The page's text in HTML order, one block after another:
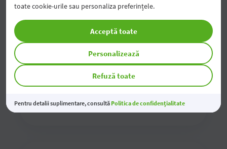
Contactează-ne online
Completează formularul de contact online și te
vom contacta noi în cel mai scurt timp
toate cookie-urile sau personaliza preferințele.
Refuză toate
Personalizează
Acceptă toate
Pentru detalii suplimentare, consultă Politica de confidențialitate